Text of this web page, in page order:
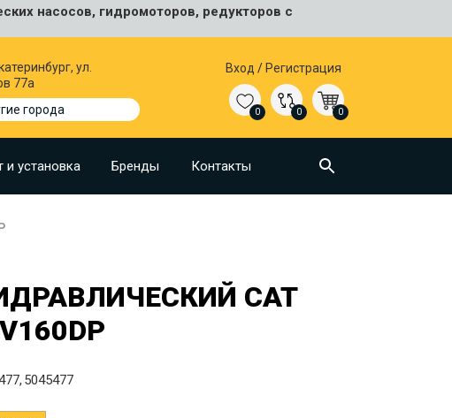
насосов, гидромоторов, редукторов с
ул.
77а
города
Вход / Регистрация
0 0 0
и установка Бренды Контакты
CAT
5045477